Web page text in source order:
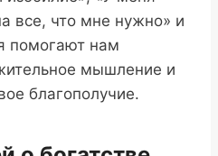
все, что мне нужно» и
помогают нам
мышление и
благополучие.